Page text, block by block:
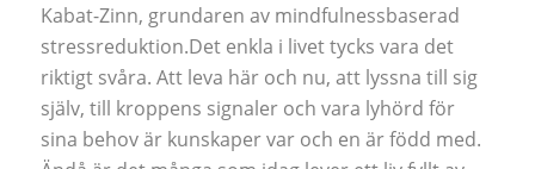
Kabat-Zinn, grundaren av mindfulnessbaserad
stressreduktion.Det enkla i livet tycks vara det
riktigt svåra. Att leva här och nu, att lyssna till sig
själv, till kroppens signaler och vara lyhörd för
sina behov är kunskaper var och en är född med.